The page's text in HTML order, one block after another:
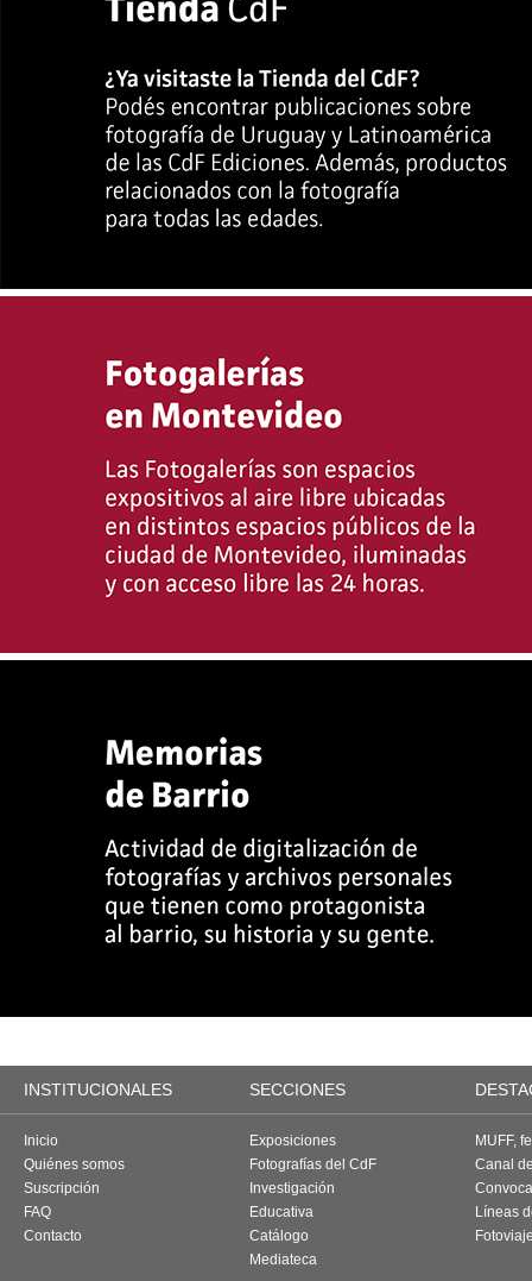
INSTITUCIONALES SECCIONES
Inicio
Quiénes somos
Suscripción
FAQ
Contacto
Exposiciones
Fotografías del CdF
Investigación
Educativa
Catálogo
Mediateca
MUFF,
Canal
Líneas